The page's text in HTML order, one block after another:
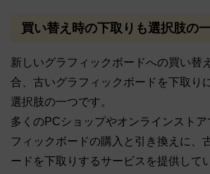
買い替え時の下取りも選択肢の
新しいグラフィックボードへの買い替
合、古いグラフィックボードを下取り
選択肢の一つです。
多くのPCショップやオンラインストア
フィックボードの購入と引き換えに、
ードを下取りするサービスを提供して